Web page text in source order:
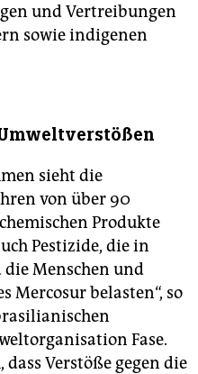
und Vertreibungen
sowie indigenen
sieht die
von über 90
Produkte
Pestizide, die in
Menschen und
Mercosur belasten“, so
Fase.
Verstöße gegen die